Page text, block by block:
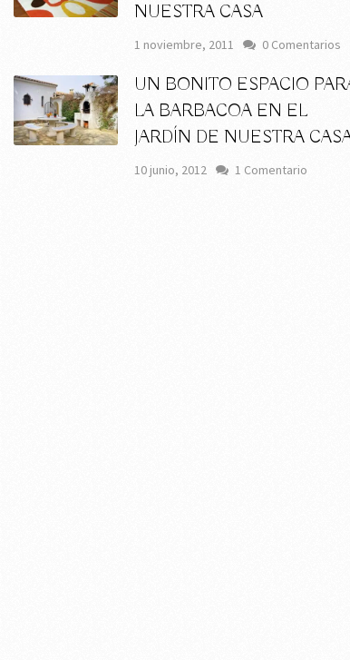
NUESTRA CASA
1 noviembre, 2011 0 Comentarios
UN BONITO ESPACIO
LA BARBACOA EN EL
JARDÍN DE NUESTRA
10 junio, 2012 1 Comentario